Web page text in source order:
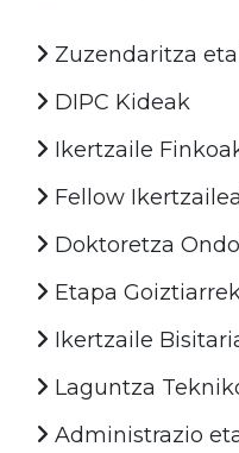
Zuzendaritza
DIPC Kideak
Ikertzaile
Fellow
Doktoretza
Etapa
Ikertzaile
Laguntza
Administrazio